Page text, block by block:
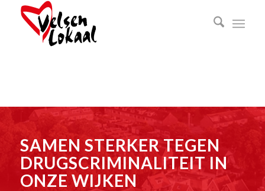
SAMEN STERKER TEGEN
DRUGSCRIMINALITEIT IN
ONZE WIJKEN